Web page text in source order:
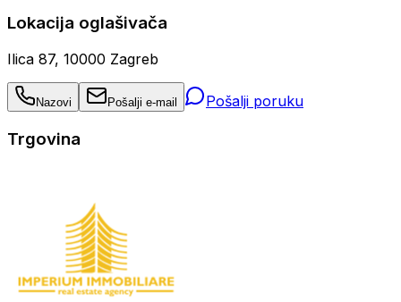
Lokacija oglašivača
Ilica 87, 10000 Zagreb
Nazovi Pošalji e-mail Pošalji poruku
Trgovina